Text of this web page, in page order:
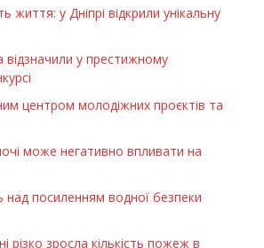
життя: у Дніпрі відкрили унікальну
відзначили у престижному
центром молодіжних проєктів та
може негативно впливати на
над посиленням водної безпеки
різко зросла кількість пожеж в